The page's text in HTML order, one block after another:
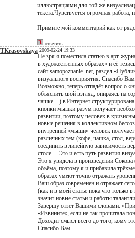
иллюстрациями для той же
текста.Чувствуется огромная работа,
Примите мой комментарий как от
ответить
TKrasovskaya 2009-02-24 19:33
Не зря я поместила статью в арт-
в художественных образах» и её
сайт samopoznanie. net, раздел
визуального восприятия. Спасибо
Возможно, теперь отпадёт вопрос о
объяснить свой взгляд, опираясь на
чашке…) в Интернет
кнопки мышки разум получает
развитии, поэтому человек в
новые решения в коллективном
внутренней «мыши» человек
различных тем (кофе, чашка, стол,
соединить в линейную зависимость
столе… Это и есть путь развития
Это я увидела в произведении
объёма, поэтому я и прибавила
образах умеют точно отражать
Ваш образ современен и отражает
(как и в моей статье пока что только
значит новые статьи и работы
Завершу ответ Вашими словами:
«Извините», если не так прочитала
Доходит смысл всего до того, кому
Спасибо Вам.